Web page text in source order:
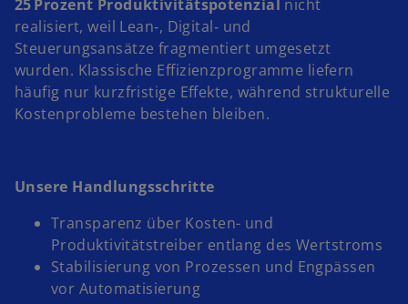
25 Prozent Produktivitätspotenzial nicht
realisiert, weil Lean‑, Digital‑ und
Steuerungsansätze fragmentiert umgesetzt
wurden. Klassische Effizienzprogramme liefern
häufig nur kurzfristige Effekte, während strukturelle
Kostenprobleme bestehen bleiben.
Unsere Handlungsschritte
Transparenz über Kosten- und
Produktivitätstreiber entlang des Wertstroms
Stabilisierung von Prozessen und Engpässen
vor Automatisierung